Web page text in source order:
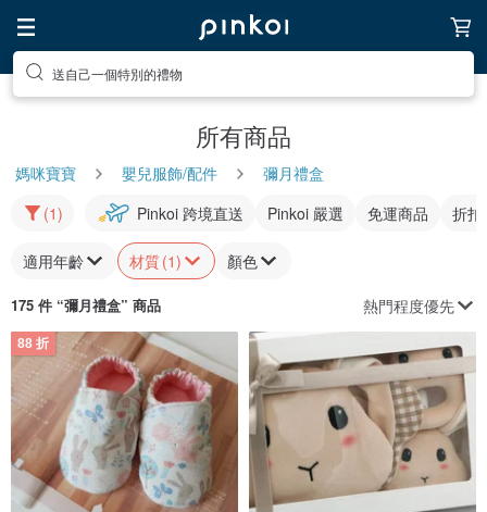
送自己一個特別的禮物
所有商品
媽咪寶寶 嬰兒服飾/配件
彌月禮盒
(1)
Pinkoi 跨境直送 Pinkoi 嚴選 免運商品 折扣
適用年齡 材質(1) 顏色
175 件 “彌月禮盒” 商品 熱門程度優先
88 折